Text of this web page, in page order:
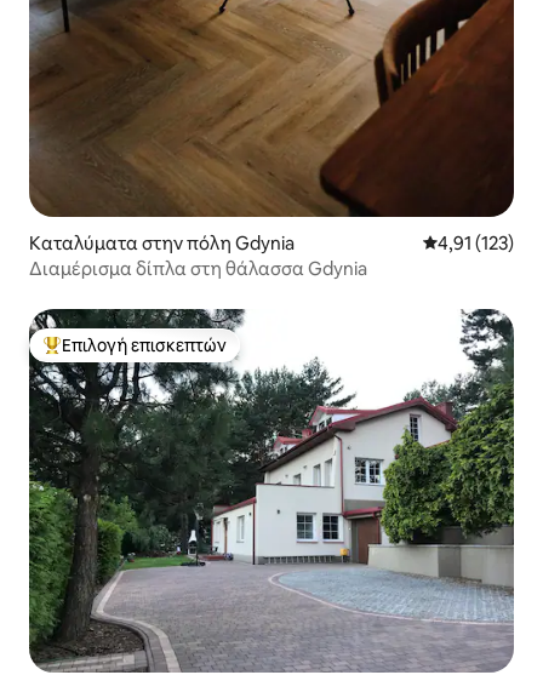
Καταλύματα στην πόλη Gdynia Μέση
4,91 (123)
Διαμέρισμα δίπλα στη θάλασσα Gdynia
Κορυφαία επιλογή επισκεπτών
Επιλογή επισκεπτών